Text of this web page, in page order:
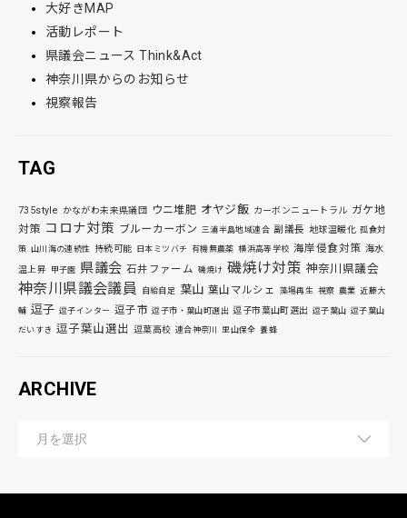
大好きMAP
活動レポート
県議会ニュース Think&Act
神奈川県からのお知らせ
視察報告
TAG
735style かながわ未来県議団 ウニ堆肥 オヤジ飯 カーボンニュートラル ガケ地
対策 コロナ対策 ブルーカーボン 三浦半島地域連合 副議長 地球温暖化 孤食対
策 山川海の連続性 持続可能 日本ミツバチ 有機無農薬 横浜高等学校 海岸侵食対策 海水
温上昇 甲子園 県議会 石井ファーム 磯焼け 磯焼け対策 神奈川県議会
神奈川県議会議員 自給自足 葉山 葉山マルシェ 藻場再生 視察 農業 近藤大
輔 逗子 逗子インター 逗子市 逗子市・葉山町選出 逗子市葉山町選出 逗子葉山 逗子葉山
だいすき 逗子葉山選出 逗葉高校 連合神奈川 里山保全 養蜂
ARCHIVE